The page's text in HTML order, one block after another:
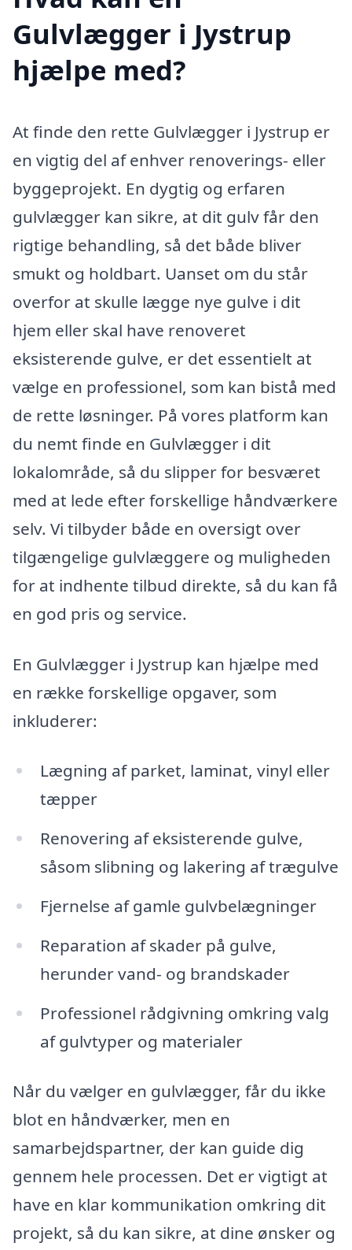
Gulvlægger i Jystrup
hjælpe med?
At finde den rette Gulvlægger i Jystrup er
en vigtig del af enhver renoverings- eller
byggeprojekt. En dygtig og erfaren
gulvlægger kan sikre, at dit gulv får den
rigtige behandling, så det både bliver
smukt og holdbart. Uanset om du står
overfor at skulle lægge nye gulve i dit
hjem eller skal have renoveret
eksisterende gulve, er det essentielt at
vælge en professionel, som kan bistå med
de rette løsninger. På vores platform kan
du nemt finde en Gulvlægger i dit
lokalområde, så du slipper for besværet
med at lede efter forskellige håndværkere
selv. Vi tilbyder både en oversigt over
tilgængelige gulvlæggere og muligheden
for at indhente tilbud direkte, så du kan få
en god pris og service.
En Gulvlægger i Jystrup kan hjælpe med
en række forskellige opgaver, som
inkluderer:
Lægning af parket, laminat, vinyl eller
tæpper
Renovering af eksisterende gulve,
såsom slibning og lakering af trægulve
Fjernelse af gamle gulvbelægninger
Reparation af skader på gulve,
herunder vand- og brandskader
Professionel rådgivning omkring valg
af gulvtyper og materialer
Når du vælger en gulvlægger, får du ikke
blot en håndværker, men en
samarbejdspartner, der kan guide dig
gennem hele processen. Det er vigtigt at
have en klar kommunikation omkring dit
projekt, så du kan sikre, at dine ønsker og